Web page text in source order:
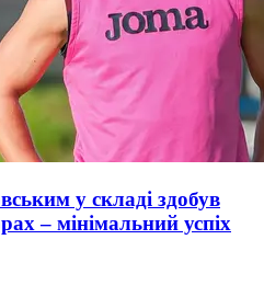
у складі здобув
– мінімальний успіх